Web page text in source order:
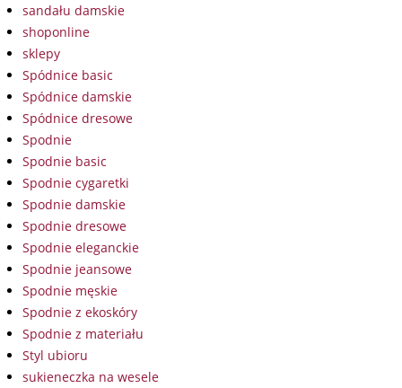
sandału damskie
shoponline
sklepy
Spódnice basic
Spódnice damskie
Spódnice dresowe
Spodnie
Spodnie basic
Spodnie cygaretki
Spodnie damskie
Spodnie dresowe
Spodnie eleganckie
Spodnie jeansowe
Spodnie męskie
Spodnie z ekoskóry
Spodnie z materiału
Styl ubioru
sukieneczka na wesele